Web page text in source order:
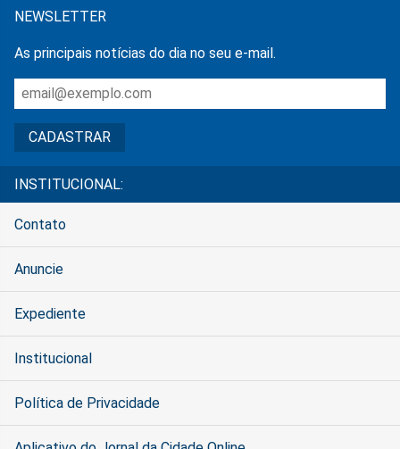
NEWSLETTER
As principais notícias do dia no seu e-mail.
INSTITUCIONAL:
Contato
Anuncie
Expediente
Institucional
Política de Privacidade